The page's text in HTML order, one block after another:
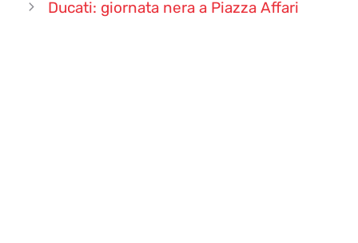
Ducati: giornata nera a Piazza Affari